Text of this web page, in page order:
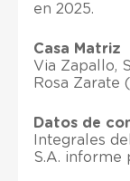
en 2025.
Casa Matriz
Via Zapallo,
Rosa Zarate
Datos de
Integrales
S.A. informe